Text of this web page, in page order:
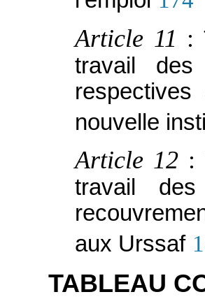
Article 11 :
travail des
nouvelle
Article 12 :
travail
aux Urssaf
TABLEAU